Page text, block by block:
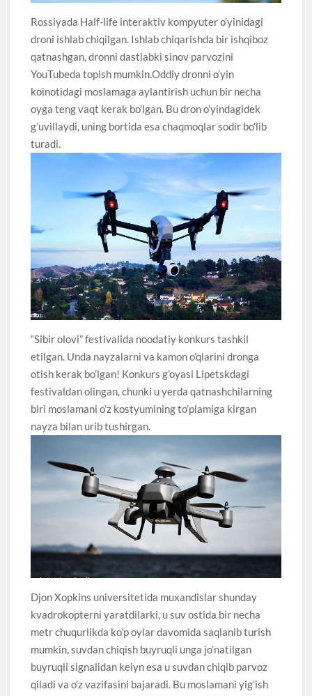
Rossiyada Half-life interaktiv kompyuter o’yinidagi
droni ishlab chiqilgan. Ishlab chiqarishda bir ishqiboz
qatnashgan, dronni dastlabki sinov parvozini
YouTubeda topish mumkin.Oddiy dronni o’yin
koinotidagi moslamaga aylantirish uchun bir necha
oyga teng vaqt kerak bo’lgan. Bu dron o’yindagidek
g’uvillaydi, uning bortida esa chaqmoqlar sodir bo’lib
turadi.
“Sibir olovi” festivalida noodatiy konkurs tashkil
etilgan. Unda nayzalarni va kamon o’qlarini dronga
otish kerak bo’lgan! Konkurs g’oyasi Lipetskdagi
festivaldan olingan, chunki u yerda qatnashchilarning
biri moslamani o’z kostyumining to’plamiga kirgan
nayza bilan urib tushirgan.
Djon Xopkins universitetida muxandislar shunday
kvadrokopterni yaratdilarki, u suv ostida bir necha
metr chuqurlikda ko’p oylar davomida saqlanib turish
mumkin, suvdan chiqish buyruqli unga jo’natilgan
buyruqli signalidan keiyn esa u suvdan chiqib parvoz
qiladi va o’z vazifasini bajaradi. Bu moslamani yig’ish